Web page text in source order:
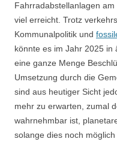
Fahrradabstellanlagen
viel erreicht. Trotz
Kommunalpolitik und
könnte es im Jahr 2025 in
eine ganze Menge
Umsetzung durch die
sind aus heutiger Sicht
mehr zu erwarten, zumal
wahrnehmbar ist,
solange dies noch möglich